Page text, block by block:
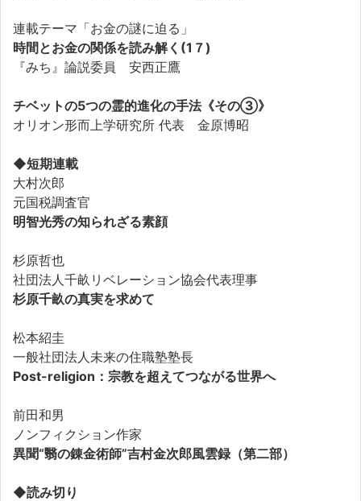
連載テーマ「お金の謎に迫る」
時間とお金の関係を読み解く(1７)
『みち』論説委員 安西正鷹
チベットの5つの霊的進化の手法《その③》
オリオン形而上学研究所 代表 金原博昭
◆短期連載
大村次郎
元国税調査官
明智光秀の知られざる素顔
杉原哲也
社団法人千畝リベレーション協会代表理事
杉原千畝の真実を求めて
松本紹圭
一般社団法人未来の住職塾塾長
Post-religion：宗教を超えてつながる世界へ
前田和男
ノンフィクション作家
異聞“翳の錬金術師”吉村金次郎風雲録（第二部）
◆読み切り